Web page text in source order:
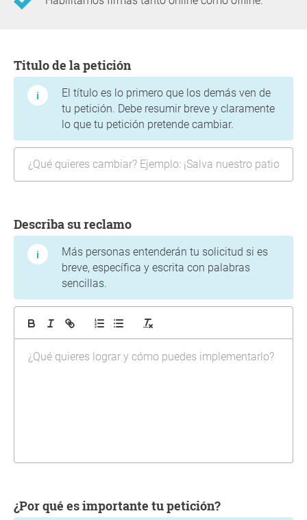
Titulo de la petición
El título es lo primero que los demás ven de
tu petición. Debe resumir breve y claramente
lo que tu petición pretende cambiar.
Describa su reclamo
Más personas entenderán tu solicitud si es
breve, específica y escrita con palabras
sencillas.
¿Por qué es importante tu petición?